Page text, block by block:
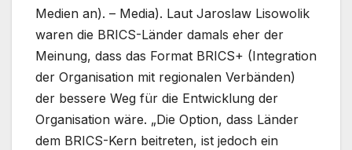
Medien an). – Media). Laut Jaroslaw Lisowolik
waren die BRICS-Länder damals eher der
Meinung, dass das Format BRICS+ (Integration
der Organisation mit regionalen Verbänden)
der bessere Weg für die Entwicklung der
Organisation wäre. „Die Option, dass Länder
dem BRICS-Kern beitreten, ist jedoch ein